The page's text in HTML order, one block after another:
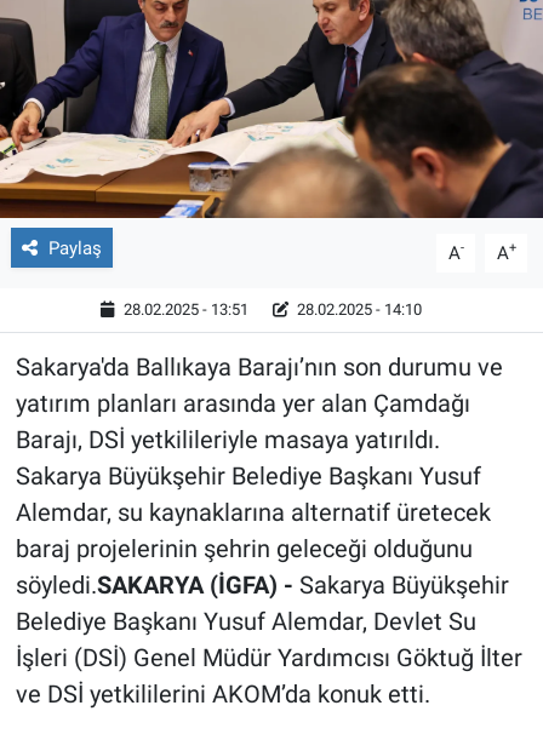
Paylaş A- A+
28.02.2025 - 13:51 28.02.2025 - 14:10
Sakarya'da Ballıkaya Barajı’nın son durumu ve
yatırım planları arasında yer alan Çamdağı
Barajı, DSİ yetkilileriyle masaya yatırıldı.
Sakarya Büyükşehir Belediye Başkanı Yusuf
Alemdar, su kaynaklarına alternatif üretecek
baraj projelerinin şehrin geleceği olduğunu
söyledi.SAKARYA (İGFA) - Sakarya Büyükşehir
Belediye Başkanı Yusuf Alemdar, Devlet Su
İşleri (DSİ) Genel Müdür Yardımcısı Göktuğ İlter
ve DSİ yetkililerini AKOM’da konuk etti.
Röportaj
Video Galeri